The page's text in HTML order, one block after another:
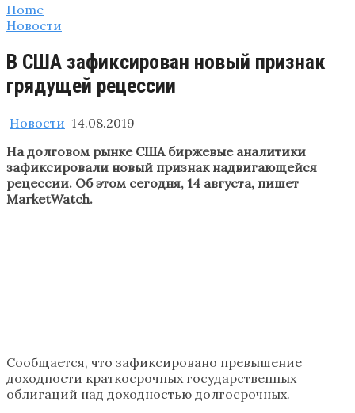
Home
Новости
В США зафиксирован новый признак
грядущей рецессии
Новости 14.08.2019
На долговом рынке США биржевые аналитики
зафиксировали новый признак надвигающейся
рецессии. Об этом сегодня, 14 августа, пишет
MarketWatch.
Сообщается, что зафиксировано превышение
доходности краткосрочных государственных
облигаций над доходностью долгосрочных.